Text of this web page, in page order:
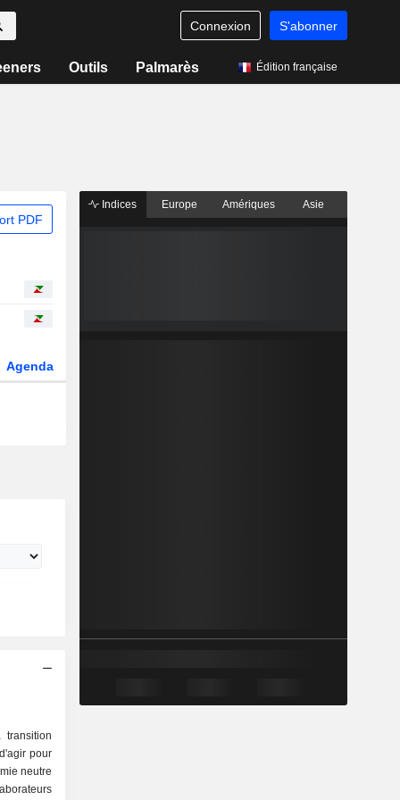
Connexion S'abonner
Outils Palmarès Édition française
PDF
Agenda
pour
neutre
Indices Europe Amériques Asie